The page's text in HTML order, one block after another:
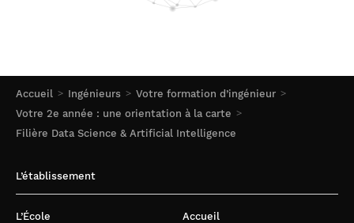
Accueil Ingénieurs
Votre formation d’ingénieur
Votre 2e année : une orientation à la carte
Filière Data Science & Artificial Intelligence
L’établissement
L’École
Accueil